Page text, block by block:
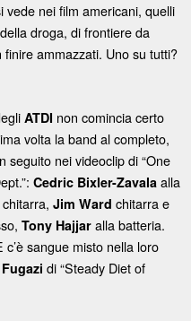
vede nei film americani, quelli
droga, di frontiere da
ammazzati. Uno su tutti?
ATDI non comincia certo
volta la band al completo,
seguito nei videoclip di “One
Cedric Bixler-Zavala alla
Jim Ward chitarra e
Tony Hajjar alla batteria.
sangue misto nella loro
Fugazi di “Steady Diet of